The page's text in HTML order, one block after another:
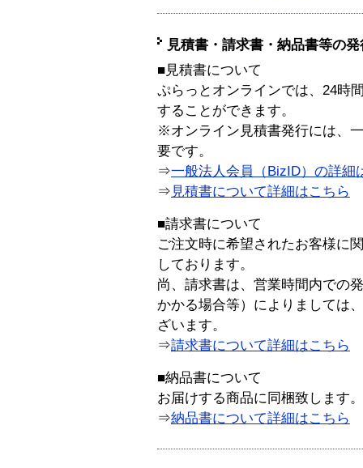
見積書・請求書・納品書等の
■見積書について
ぷらっとオンラインでは、24時
することができます。
※オンライン見積書発行には、
要です。
⇒一般法人会員（BizID）の詳細
⇒ 見積書について詳細はこちら
■請求書について
ご注文時に希望されたお客様に
しております。
尚、請求書は、営業時間内での
かかる場合等）によりましては
ざいます。
⇒請求書について詳細はこちら
■納品書について
お届けする商品に同梱致します。
⇒納品書について詳細はこちら